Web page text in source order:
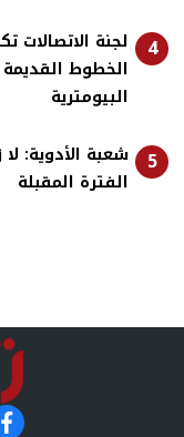
4
لجنة
الخطوط
البيومترية
5
شعبة الأدوية:
الفترة المقبلة